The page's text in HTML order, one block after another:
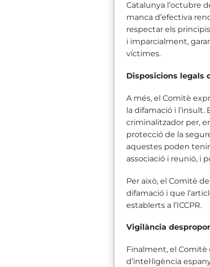
Catalunya l’octubre
manca d’efectiva
respectar els
i imparcialment,
víctimes.
Disposicions legals
A més, el Comitè
la difamació i
criminalitzador per,
protecció de la
aquestes poden
associació i reunió, i
Per això, el Comitè
difamació i que
establerts a l’ICCPR.
Vigilància
Finalment, el Comitè
d’intel·ligència